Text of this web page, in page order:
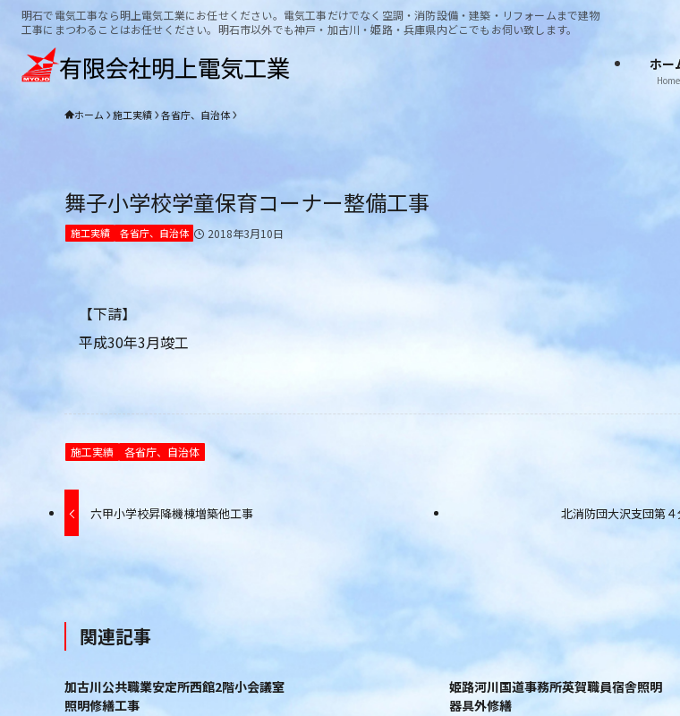
明石で電気工事なら明上電気工業にお任せください。電気工事だけでなく空調・消防設備・建築・リフォームまで建物
工事にまつわることはお任せください。明石市以外でも神戸・加古川・姫路・兵庫県内どこでもお伺い致します。
ホー
Home
ホーム 施工実績 各省庁、自治体
舞子小学校学童保育コーナー整備工事
施工実績 各省庁、自治体 2018年3月10日
【下請】
平成30年3月竣工
施工実績 各省庁、自治体
六甲小学校昇降機棟増築他工事 北消防団大沢支団第
関連記事
加古川公共職業安定所西館2階小会議室
照明修繕工事
姫路河川国道事務所英賀職員宿舎照明
器具外修繕